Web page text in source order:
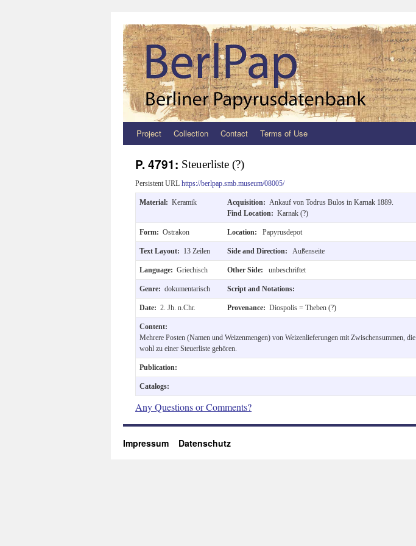
Zum
springen
Project Collection Contact Terms of Use
P. 4791: Steuerliste (?)
Persistent URL https://berlpap.smb.museum/08005/
Material: Keramik Acquisition: Ankauf von Todrus Bulos in Karnak 1889.
Find Location: Karnak (?)
Form: Ostrakon Location: Papyrusdepot
Text Layout: 13 Zeilen Side and Direction: Außenseite
Language: Griechisch Other Side: unbeschriftet
Genre: dokumentarisch Script and Notations:
Date: 2. Jh. n.Chr. Provenance: Diospolis = Theben (?)
Content:
Mehrere Posten (Namen und Weizenmengen) von Weizenlieferungen mit Zwischensummen, die
wohl zu einer Steuerliste gehören.
Publication:
Catalogs:
Any Questions or Comments?
Impressum Datenschutz